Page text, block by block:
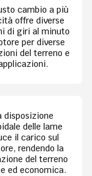
cambio a più
offre diverse
di giri al minuto
per diverse
del terreno e
disposizione
delle lame
il carico sul
rendendo la
del terreno
ed economica.